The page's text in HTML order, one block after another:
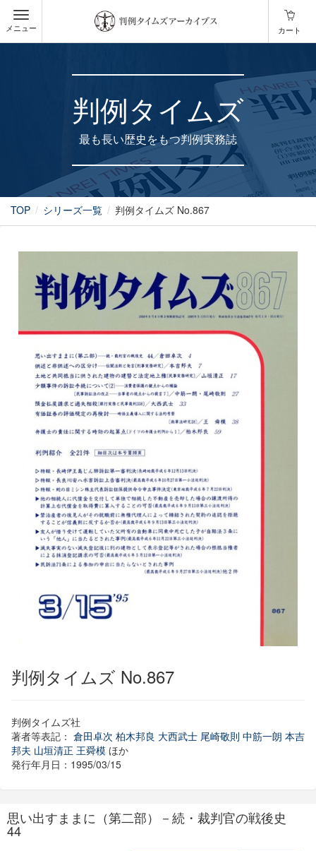
メニュー カート
判例タイムズ
最も長い歴史をもつ判例実務誌
TOP シリーズ一覧 判例タイムズ No.867
判例タイムズ No.867
判例タイムズ社
著者等表記： 倉田卓次 柏木邦良 大西武士 尾崎敬則 中筋一朗 本吉
邦夫 山垣清正 王舜模 ほか
発行年月日：1995/03/15
思い出すままに（第二部）－続・裁判官の戦後史
44